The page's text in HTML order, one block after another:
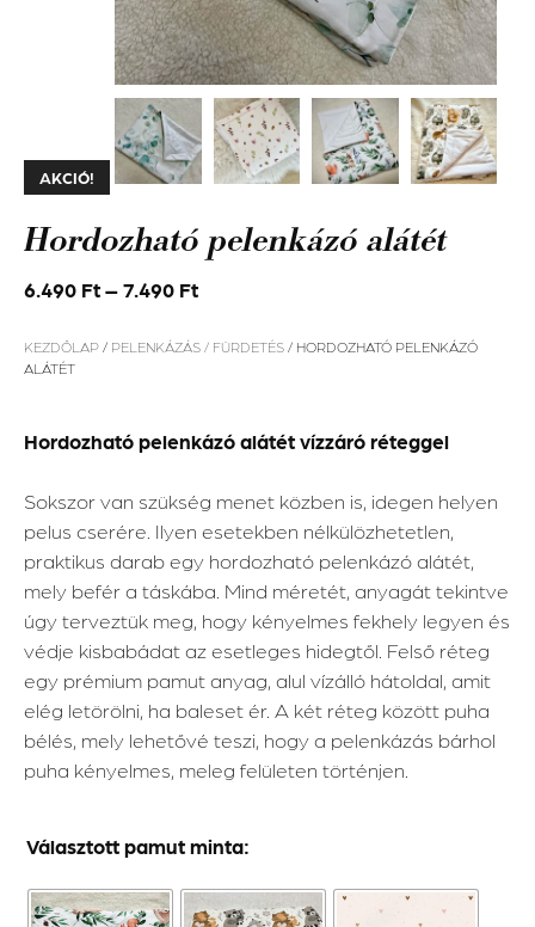
AKCIÓ!
Hordozható pelenkázó alátét
6.490 Ft – 7.490 Ft
KEZDŐLAP / PELENKÁZÁS / FÜRDETÉS / HORDOZHATÓ PELENKÁZÓ
ALÁTÉT
Hordozható pelenkázó alátét vízzáró réteggel
Sokszor van szükség menet közben is, idegen helyen
pelus cserére. Ilyen esetekben nélkülözhetetlen,
praktikus darab egy hordozható pelenkázó alátét,
mely befér a táskába. Mind méretét, anyagát tekintve
úgy terveztük meg, hogy kényelmes fekhely legyen és
védje kisbabádat az esetleges hidegtől. Felső réteg
egy prémium pamut anyag, alul vízálló hátoldal, amit
elég letörölni, ha baleset ér. A két réteg között puha
bélés, mely lehetővé teszi, hogy a pelenkázás bárhol
puha kényelmes, meleg felületen történjen.
Választott pamut minta: